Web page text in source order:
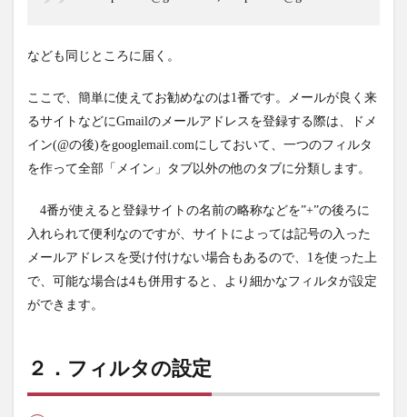
なども同じところに届く。
ここで、簡単に使えてお勧めなのは1番です。メールが良く来
るサイトなどにGmailのメールアドレスを登録する際は、ドメ
イン(@の後)をgooglemail.comにしておいて、一つのフィルタ
を作って全部「メイン」タブ以外の他のタブに分類します。
4番が使えると登録サイトの名前の略称などを”+”の後ろに
入れられて便利なのですが、サイトによっては記号の入った
メールアドレスを受け付けない場合もあるので、1を使った上
で、可能な場合は4も併用すると、より細かなフィルタが設定
ができます。
２．フィルタの設定